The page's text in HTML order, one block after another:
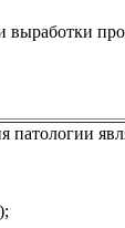
патологии